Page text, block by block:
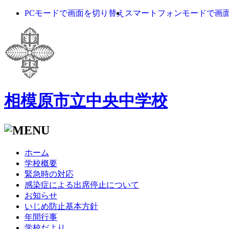
PCモードで画面を切り替え スマートフォンモードで画
相模原市立中央中学校
ホーム
学校概要
緊急時の対応
感染症による出席停止について
お知らせ
いじめ防止基本方針
年間行事